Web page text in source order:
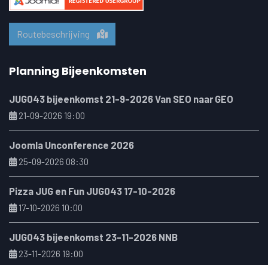
Routebeschrijving
Planning Bijeenkomsten
JUG043 bijeenkomst 21-9-2026 Van SEO naar GEO
21-09-2026 19:00
Joomla Unconference 2026
25-09-2026 08:30
Pizza JUG en Fun JUG043 17-10-2026
17-10-2026 10:00
JUG043 bijeenkomst 23-11-2026 NNB
23-11-2026 19:00